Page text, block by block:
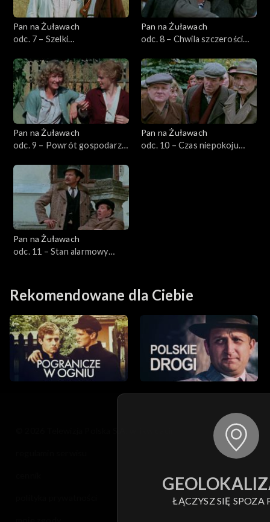
Pan na Żuławach
odc. 7 – Szelki
oryg.)
Pan na Żuławach
odc. 8 – Chwila szczerości
Pan na Żuławach
odc. 9 – Powrót gospodarza
Pan na Żuławach
odc. 10 – Czas niepokoju
Pan na Żuławach
odc. 11 – Stan alarmowy
Rekomendowane dla Ciebie
ŁĄCZYSZ SIĘ SPOZA